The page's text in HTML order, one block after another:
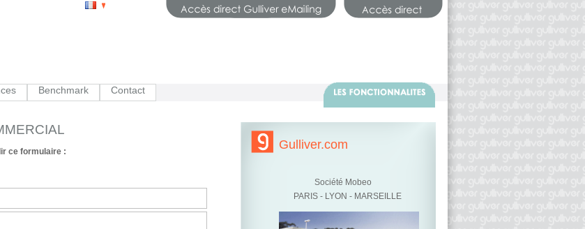
Benchmark Contact
ce formulaire : Gulliver.com
Société Mobeo
PARIS - LYON - MARSEILLE